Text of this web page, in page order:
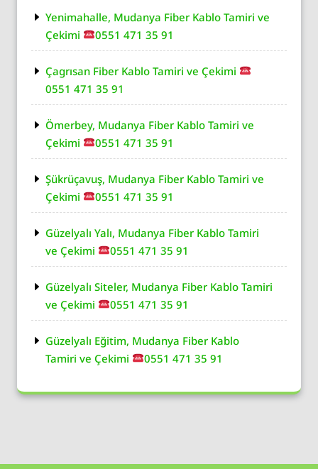
Yenimahalle, Mudanya Fiber Kablo Tamiri ve
Çekimi
0551 471 35 91
Çagrısan Fiber Kablo Tamiri ve Çekimi
0551 471 35 91
Ömerbey, Mudanya Fiber Kablo Tamiri ve
Çekimi
0551 471 35 91
Şükrüçavuş, Mudanya Fiber Kablo Tamiri ve
Çekimi
0551 471 35 91
Güzelyalı Yalı, Mudanya Fiber Kablo Tamiri
ve Çekimi
0551 471 35 91
Güzelyalı Siteler, Mudanya Fiber Kablo Tamiri
ve Çekimi
0551 471 35 91
Güzelyalı Eğitim, Mudanya Fiber Kablo
Tamiri ve Çekimi
0551 471 35 91